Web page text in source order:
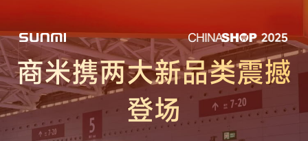
商米携两大新品类震撼
登场